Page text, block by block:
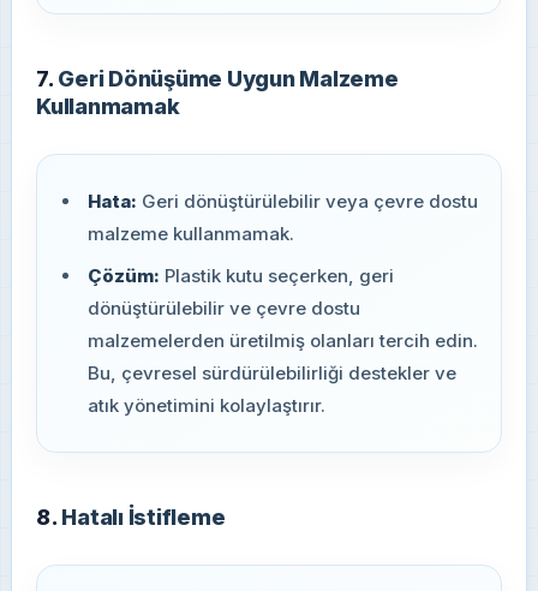
7. Geri Dönüşüme Uygun Malzeme
Kullanmamak
Hata: Geri dönüştürülebilir veya çevre dostu
malzeme kullanmamak.
Çözüm: Plastik kutu seçerken, geri
dönüştürülebilir ve çevre dostu
malzemelerden üretilmiş olanları tercih edin.
Bu, çevresel sürdürülebilirliği destekler ve
atık yönetimini kolaylaştırır.
8. Hatalı İstifleme